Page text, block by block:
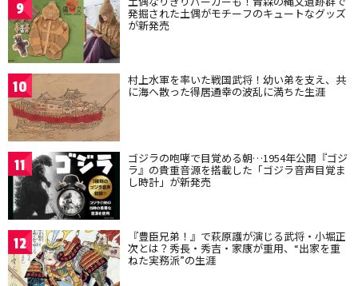
9 発掘された土偶がモチーフのキュートなグッズ
が新発売
10 村上水軍を率いた戦国武将！幼い弟を支え、共
に海へ散った得居通幸の波乱に満ちた生涯
11 ゴジラの咆哮で目覚める朝…1954年公開『ゴジ
ラ』の貴重音源を搭載した「ゴジラ音声目覚ま
し時計」が新発売
12 『豊臣兄弟！』で萩原護が演じる武将・小堀正
次とは？秀長・秀吉・家康が重用、“出家を重
ねた実務派”の生涯